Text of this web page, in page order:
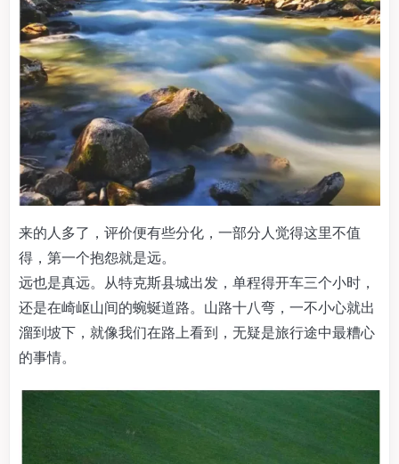
来的人多了，评价便有些分化，一部分人觉得这里不值
得，第一个抱怨就是远。
远也是真远。从特克斯县城出发，单程得开车三个小时，
还是在崎岖山间的蜿蜒道路。山路十八弯，一不小心就出
溜到坡下，就像我们在路上看到，无疑是旅行途中最糟心
的事情。